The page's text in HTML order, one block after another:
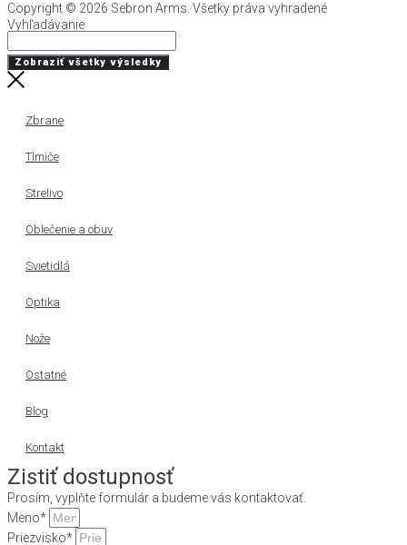
Copyright © 2026 Sebron Arms. Všetky práva vyhradené
Vyhľadávanie
...Zobraziť všetky výsledky
Zbrane
Tlmiče
Strelivo
Oblečenie a obuv
Svietidlá
Optika
Nože
Ostatné
Blog
Kontakt
Zistiť dostupnosť
Prosím, vyplňte formulár a budeme vás kontaktovať.
Meno*
Priezvisko*